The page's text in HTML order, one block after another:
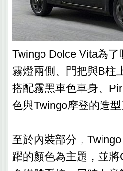
Twingo Dolce Vita為
霧燈兩側、門把與B柱
搭配霧黑車色車身、
色與Twingo摩登的造型
至於內裝部分，
躍的顏色為主題，並